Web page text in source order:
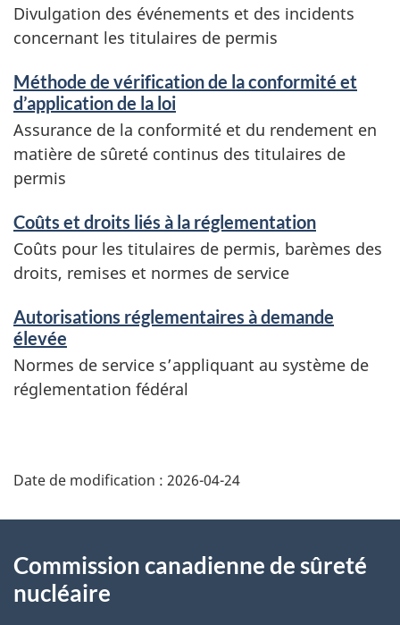
Divulgation des événements et des incidents
concernant les titulaires de permis
Méthode de vérification de la conformité et
d’application de la loi
Assurance de la conformité et du rendement en
matière de sûreté continus des titulaires de
permis
Coûts et droits liés à la réglementation
Coûts pour les titulaires de permis, barèmes des
droits, remises et normes de service
Autorisations réglementaires à demande
élevée
Normes de service s’appliquant au système de
réglementation fédéral
é
a
i
Date de modification : 2026-04-24
propos
Commission canadienne de sûreté
nucléaire